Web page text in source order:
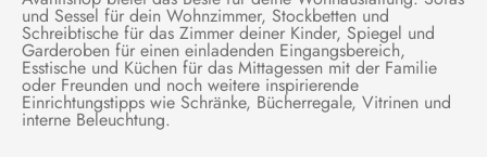
und Sessel für dein Wohnzimmer, Stockbetten und
Schreibtische für das Zimmer deiner Kinder, Spiegel und
Garderoben für einen einladenden Eingangsbereich,
Esstische und Küchen für das Mittagessen mit der Familie
oder Freunden und noch weitere inspirierende
Einrichtungstipps wie Schränke, Bücherregale, Vitrinen und
interne Beleuchtung.